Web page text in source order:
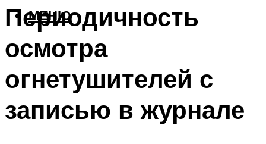
МЕНЮ
Периодичность
осмотра
огнетушителей с
записью в журнале